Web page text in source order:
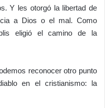
Y les otorgó la libertad de
a Dios o el mal. Como
eligió el camino de la
reconocer otro punto
en el cristianismo: la